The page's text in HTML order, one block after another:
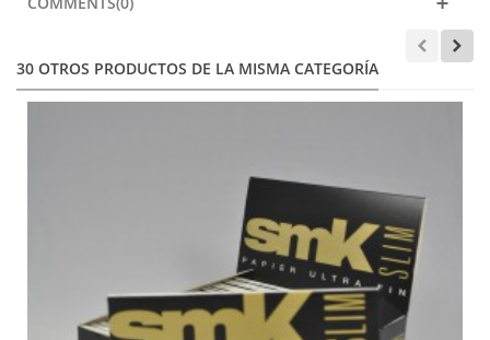
30 OTROS PRODUCTOS DE LA MISMA CATEGORÍA